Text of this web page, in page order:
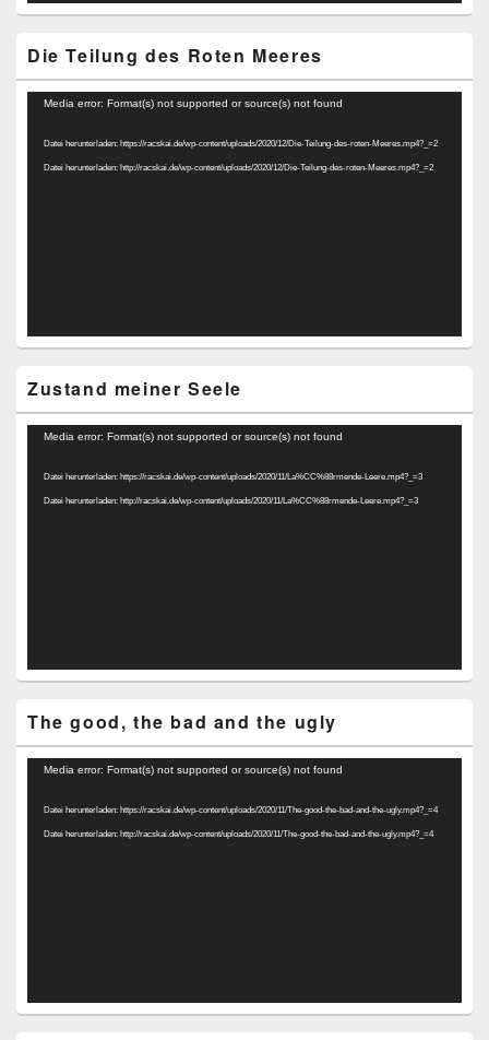
Die Teilung des Roten Meeres
Video-
Media error: Format(s) not supported or source(s) not found
Datei herunterladen: https://racskai.de/wp-content/uploads/2020/12/Die-Teilung-des-roten-Meeres.mp4?_=2
Datei herunterladen: http://racskai.de/wp-content/uploads/2020/12/Die-Teilung-des-roten-Meeres.mp4?_=2
Zustand meiner Seele
Video-
Media error: Format(s) not supported or source(s) not found
Datei herunterladen: https://racskai.de/wp-content/uploads/2020/11/La%CC%88rmende-Leere.mp4?_=3
Datei herunterladen: http://racskai.de/wp-content/uploads/2020/11/La%CC%88rmende-Leere.mp4?_=3
The good, the bad and the ugly
Video-
Media error: Format(s) not supported or source(s) not found
Datei herunterladen: https://racskai.de/wp-content/uploads/2020/11/The-good-the-bad-and-the-ugly.mp4?_=4
Datei herunterladen: http://racskai.de/wp-content/uploads/2020/11/The-good-the-bad-and-the-ugly.mp4?_=4